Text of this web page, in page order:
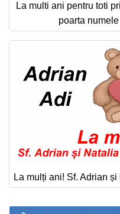
La multi ani pentru toti
poarta
La mulți ani! Sf. Adrian